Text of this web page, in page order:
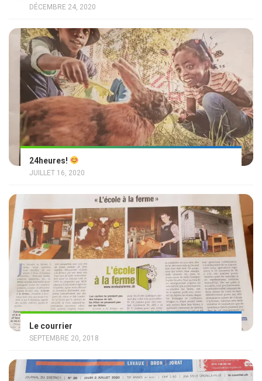
DÉCEMBRE 24, 2020
24heures!
JUILLET 16, 2020
Le courrier
SEPTEMBRE 20, 2018